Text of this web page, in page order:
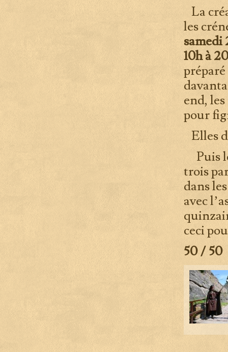
La
les
samedi
10h à
end,
pour
Elles
Puis
trois
dans
avec
ceci
50 / 50